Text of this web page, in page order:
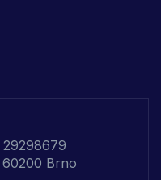
29298679
Brno